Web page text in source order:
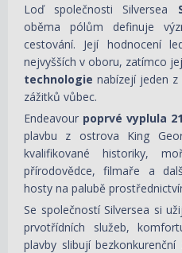
Loď společnosti Silversea
oběma pólům definuje
cestování. Její hodnocení
nejvyšších v oboru, zatímco
technologie nabízejí jeden z
zážitků vůbec.
Endeavour poprvé vyplula
plavbu z ostrova King
kvalifikované historiky,
přírodovědce, filmaře a
hosty na palubě
Se společností Silversea si
prvotřídních služeb,
plavby slibují